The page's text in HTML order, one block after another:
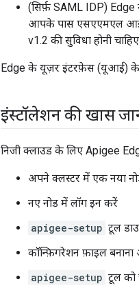
(सिर्फ़ SAML IDP)
आपके पास एसएएमएल
v1.2 की सुविधा होनी
Edge के यूज़र इंटरफ़ेस (यूआई) के
इंस्टॉलेशन की खास
निजी क्लाउड के लिए Apigee
अपने क्लस्टर में एक नया
नए नोड में लॉग इन करें
apigee-setup टूल
कॉन्फ़िगरेशन फ़ाइल
apigee-setup टूल को